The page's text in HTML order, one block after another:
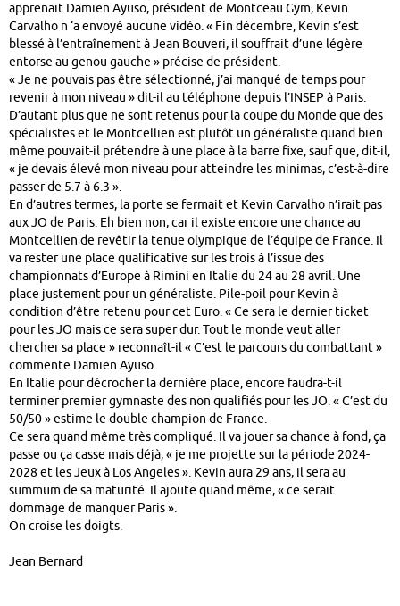
apprenait Damien Ayuso, président de Montceau Gym, Kevin
Carvalho n ‘a envoyé aucune vidéo. « Fin décembre, Kevin s’est
blessé à l’entraînement à Jean Bouveri, il souffrait d’une légère
entorse au genou gauche » précise de président.
« Je ne pouvais pas être sélectionné, j’ai manqué de temps pour
revenir à mon niveau » dit-il au téléphone depuis l’INSEP à Paris.
D’autant plus que ne sont retenus pour la coupe du Monde que des
spécialistes et le Montcellien est plutôt un généraliste quand bien
même pouvait-il prétendre à une place à la barre fixe, sauf que, dit-il,
« je devais élevé mon niveau pour atteindre les minimas, c’est-à-dire
passer de 5.7 à 6.3 ».
En d’autres termes, la porte se fermait et Kevin Carvalho n’irait pas
aux JO de Paris. Eh bien non, car il existe encore une chance au
Montcellien de revêtir la tenue olympique de l’équipe de France. Il
va rester une place qualificative sur les trois à l’issue des
championnats d’Europe à Rimini en Italie du 24 au 28 avril. Une
place justement pour un généraliste. Pile-poil pour Kevin à
condition d’être retenu pour cet Euro. « Ce sera le dernier ticket
pour les JO mais ce sera super dur. Tout le monde veut aller
chercher sa place » reconnaît-il « C’est le parcours du combattant »
commente Damien Ayuso.
En Italie pour décrocher la dernière place, encore faudra-t-il
terminer premier gymnaste des non qualifiés pour les JO. « C’est du
50/50 » estime le double champion de France.
Ce sera quand même très compliqué. Il va jouer sa chance à fond, ça
passe ou ça casse mais déjà, « je me projette sur la période 2024-
2028 et les Jeux à Los Angeles ». Kevin aura 29 ans, il sera au
summum de sa maturité. Il ajoute quand même, « ce serait
dommage de manquer Paris ».
On croise les doigts.
Jean Bernard